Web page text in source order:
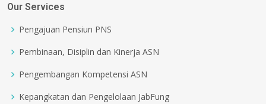
Our Services
Pengajuan Pensiun PNS
Pembinaan, Disiplin dan Kinerja ASN
Pengembangan Kompetensi ASN
Kepangkatan dan Pengelolaan JabFung